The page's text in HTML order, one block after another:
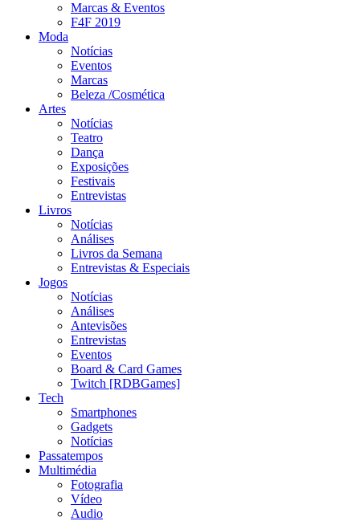
Marcas & Eventos
F4F 2019
Moda
Notícias
Eventos
Marcas
Beleza /Cosmética
Artes
Notícias
Teatro
Dança
Exposições
Festivais
Entrevistas
Livros
Notícias
Análises
Livros da Semana
Entrevistas & Especiais
Jogos
Notícias
Análises
Antevisões
Entrevistas
Eventos
Board & Card Games
Twitch [RDBGames]
Tech
Smartphones
Gadgets
Notícias
Passatempos
Multimédia
Fotografia
Vídeo
Audio